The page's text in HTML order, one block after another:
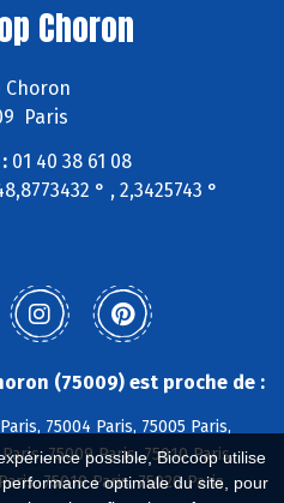
possible, Biocoop utilise
optimale du site, pour
Choron
Choron
Paris
01 40 38 61 08
° , 2,3425743 °
(75009) est proche de :
75004 Paris, 75005 Paris,
75009 Paris, 75010 Paris,
75019 Paris, 75020 Paris